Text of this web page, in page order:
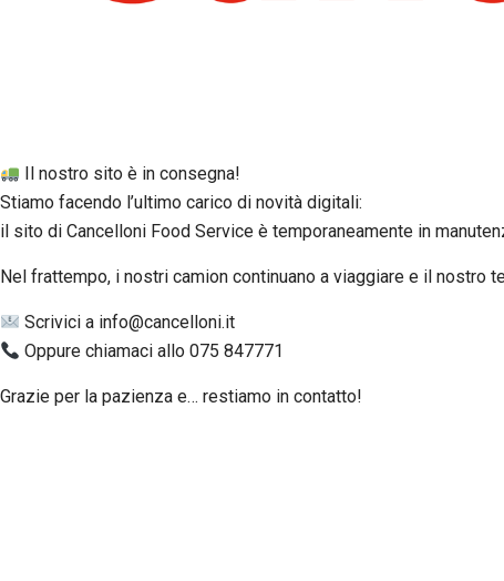
Il nostro sito è in consegna!
Stiamo facendo l’ultimo carico di novità digitali:
il sito di Cancelloni Food Service è temporaneamente in
Nel frattempo, i nostri camion continuano a viaggiare e il nostro
Scrivici a info@cancelloni.it
Oppure chiamaci allo 075 847771
Grazie per la pazienza e… restiamo in contatto!